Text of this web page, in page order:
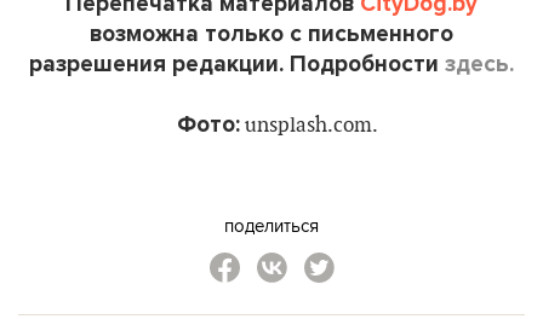
возможна только с письменного
разрешения редакции. Подробности здесь.
Фото:unsplash.com.
поделиться